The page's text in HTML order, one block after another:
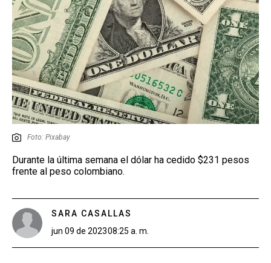
Foto: Pixabay
Durante la última semana el dólar ha cedido $231 pesos
frente al peso colombiano.
SARA CASALLAS
jun 09 de 202308:25 a. m.